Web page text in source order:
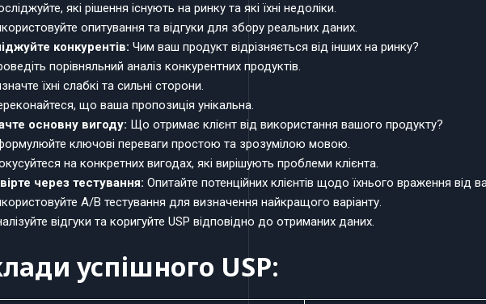
які рішення існують на ринку та які їхні недоліки.
опитування та відгуки для збору реальних даних.
конкурентів: Чим ваш продукт відрізняється від інших на ринку?
порівняльний аналіз конкурентних продуктів.
їхні слабкі та сильні сторони.
що ваша пропозиція унікальна.
основну вигоду: Що отримає клієнт від використання вашого продукту?
ключові переваги простою та зрозумілою мовою.
на конкретних вигодах, які вирішують проблеми клієнта.
через тестування: Опитайте потенційних клієнтів щодо їхнього враження від
A/B тестування для визначення найкращого варіанту.
відгуки та коригуйте USP відповідно до отриманих даних.
успішного USP: